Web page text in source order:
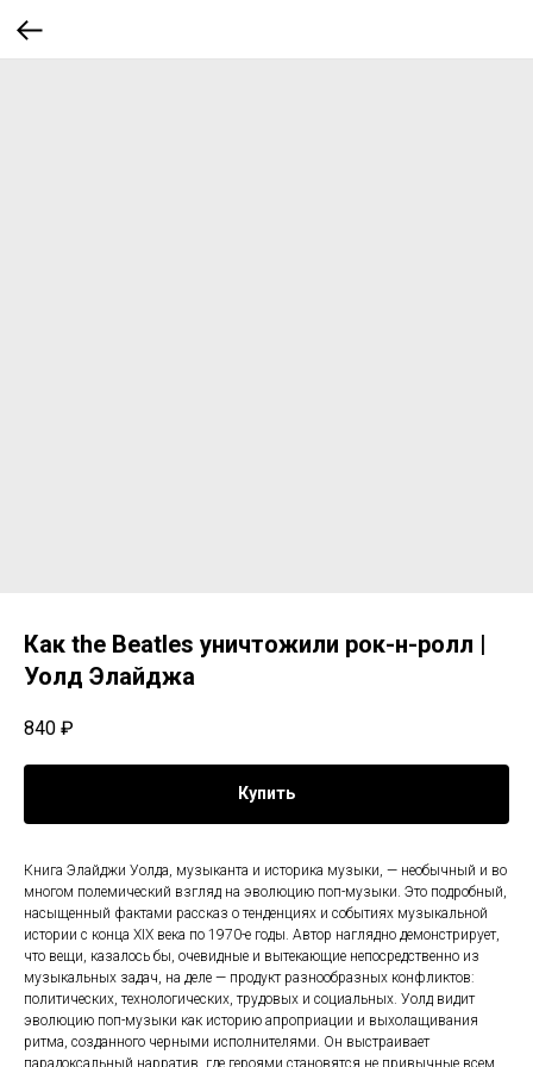
Как the Beatles уничтожили рок-н-ролл |
Уолд Элайджа
840 ₽
Купить
Книга Элайджи Уолда, музыканта и историка музыки, — необычный и во
многом полемический взгляд на эволюцию поп-музыки. Это подробный,
насыщенный фактами рассказ о тенденциях и событиях музыкальной
истории с конца XIX века по 1970-е годы. Автор наглядно демонстрирует,
что вещи, казалось бы, очевидные и вытекающие непосредственно из
музыкальных задач, на деле — продукт разнообразных конфликтов:
политических, технологических, трудовых и социальных. Уолд видит
эволюцию поп-музыки как историю апроприации и выхолащивания
ритма, созданного черными исполнителями. Он выстраивает
парадоксальный нарратив, где героями становятся не привычные всем